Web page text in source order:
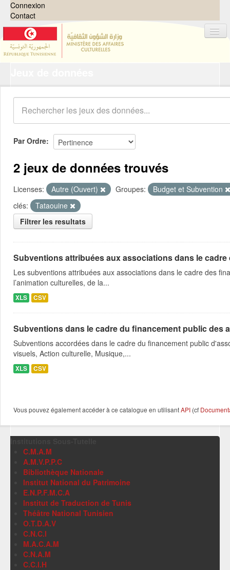
Connexion
Contact
Organisations
Groupes
Demandes 0
À propos
Par Ordre
2 jeux de données trouvés
Licenses: Autre (Ouvert) Groupes:
Budget et Subvention
clés:
Tataouine
Filtrer les resultats
Subventions attribuées aux associations dans le
Les subventions attribuées aux associations dans le cadre des
l’animation culturelles, de la...
XLS CSV
Subventions dans le cadre du financement public des
Subventions accordées dans le cadre du financement public
visuels, Action culturelle, Musique,...
XLS CSV
Vous pouvez également accéder à ce catalogue en utilisantAPI (cf
C.M.A.M
A.M.V.P.P.C
Bibliothèque Nationale
Institut National du Patrimoine
E.N.P.F.M.C.A
Institut de Traduction de Tunis
Théâtre National Tunisien
O.T.D.A.V
C.N.C.I
M.A.C.A.M
C.N.A.M
C.C.I.H